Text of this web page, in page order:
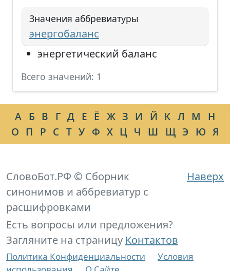
Значения аббревиатуры
энергобаланс
энергетический баланс
Всего значений: 1
А Б В Г Д Е Ё Ж З И Й К Л М
Н
О П Р С Т У Ф Х Ц Ч Ш Щ Э Ю Я
Наверх
СловоБот.РФ © Сборник
синонимов и аббревиатур с
расшифровками
Есть вопросы или предложения?
Загляните на страницу Контактов
Политика Конфиденциальности
Условия